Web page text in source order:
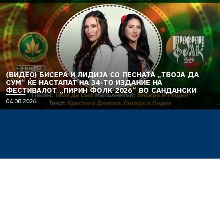
(ВИДЕО) БИСЕРА И ЛИДИЈА СО ПЕСНАТА „ТВОЈА ДА
СУМ“ ЌЕ НАСТАПАТ НА 34-ТО ИЗДАНИЕ НА
ФЕСТИВАЛОТ „ПИРИН ФОЛК 2026“ ВО САНДАНСКИ
04.08.2026